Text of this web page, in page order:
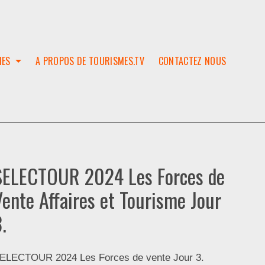
A PROPOS DE TOURISMES.TV CONTACTEZ NOUS
2024 Les Forces de
Affaires et Tourisme Jour
2024 Les Forces de vente Jour 3.